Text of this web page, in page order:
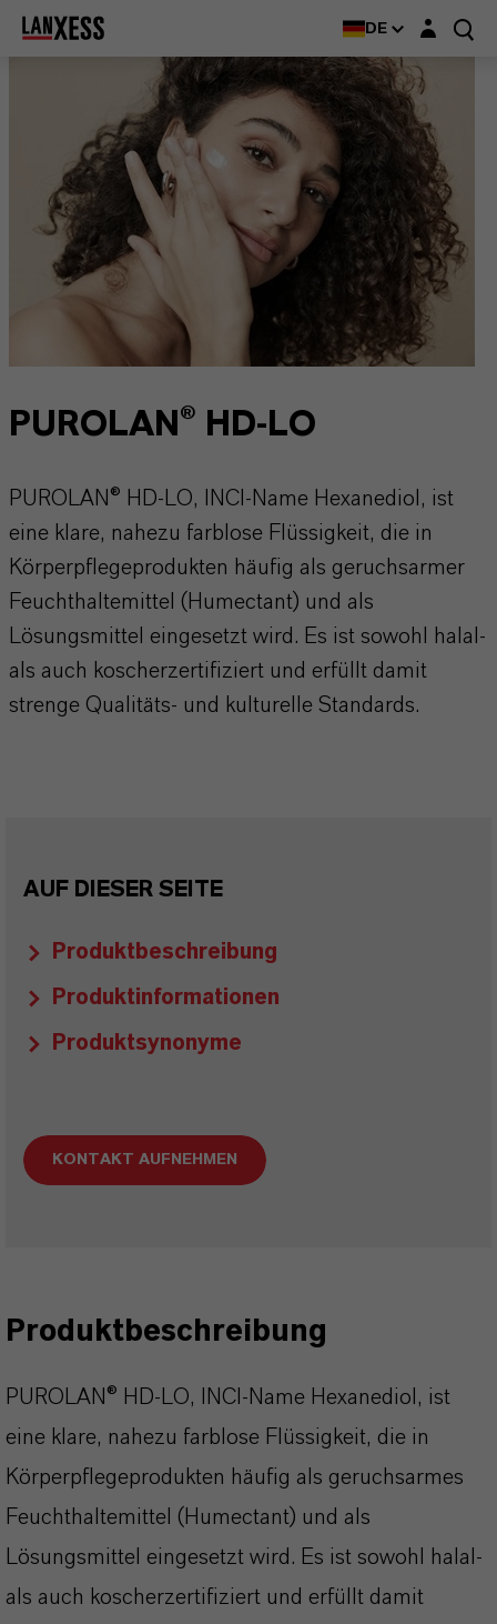
DE Login-Maske
PUROLAN® HD-LO
PUROLAN® HD-LO, INCI-Name Hexanediol, ist
eine klare, nahezu farblose Flüssigkeit, die in
Körperpflegeprodukten häufig als geruchsarmer
Feuchthaltemittel (Humectant) und als
Lösungsmittel eingesetzt wird. Es ist sowohl halal-
als auch koscherzertifiziert und erfüllt damit
strenge Qualitäts- und kulturelle Standards.
AUF DIESER SEITE
Produktbeschreibung
Produktinformationen
Produktsynonyme
KONTAKT AUFNEHMEN
Produktbeschreibung
PUROLAN® HD-LO, INCI-Name Hexanediol, ist
eine klare, nahezu farblose Flüssigkeit, die in
Körperpflegeprodukten häufig als geruchsarmes
Feuchthaltemittel (Humectant) und als
Lösungsmittel eingesetzt wird. Es ist sowohl halal-
als auch koscherzertifiziert und erfüllt damit